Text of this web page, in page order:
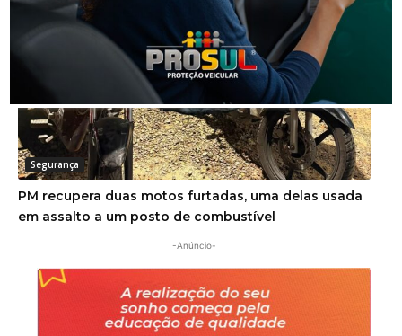
Segurança
PM recupera duas motos furtadas, uma delas usada
em assalto a um posto de combustível
-Anúncio-